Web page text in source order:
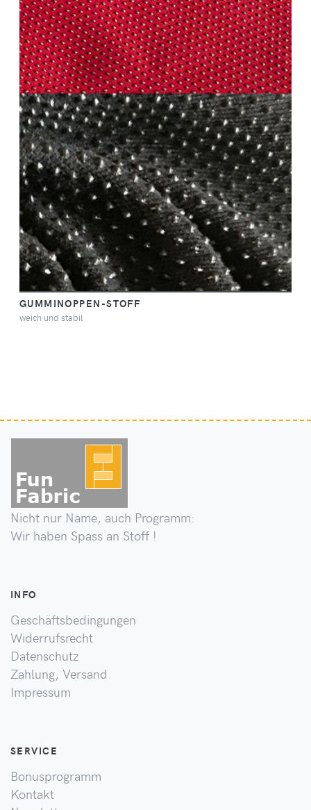
GUMMINOPPEN-STOFF
weich und stabil
Nicht nur Name, auch Programm:
Wir haben Spass an Stoff !
INFO
Geschäftsbedingungen
Widerrufsrecht
Datenschutz
Zahlung, Versand
Impressum
SERVICE
Bonusprogramm
Kontakt